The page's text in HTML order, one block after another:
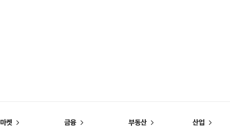
마켓 금융 부동산 산업